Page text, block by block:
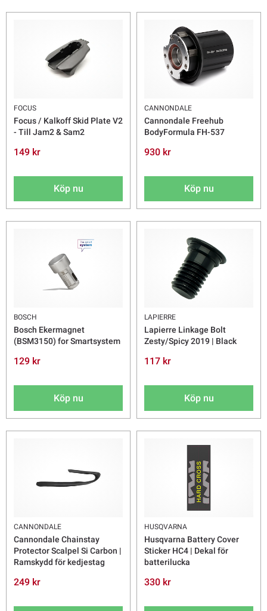
FOCUS
Focus / Kalkoff Skid Plate V2
- Till Jam2 & Sam2
149 kr
Köp nu
CANNONDALE
Cannondale Freehub
BodyFormula FH-537
930 kr
Köp nu
BOSCH
Bosch Ekermagnet
(BSM3150) for Smartsystem
129 kr
Köp nu
LAPIERRE
Lapierre Linkage Bolt
Zesty/Spicy 2019 | Black
117 kr
Köp nu
CANNONDALE
Cannondale Chainstay
Protector Scalpel Si Carbon |
Ramskydd för kedjestag
249 kr
HUSQVARNA
Husqvarna Battery Cover
Sticker HC4 | Dekal för
batterilucka
330 kr